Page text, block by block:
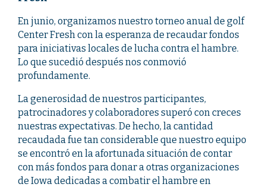
En junio, organizamos nuestro torneo anual de golf
Center Fresh con la esperanza de recaudar fondos
para iniciativas locales de lucha contra el hambre.
Lo que sucedió después nos conmovió
profundamente.
La generosidad de nuestros participantes,
patrocinadores y colaboradores superó con creces
nuestras expectativas. De hecho, la cantidad
recaudada fue tan considerable que nuestro equipo
se encontró en la afortunada situación de contar
con más fondos para donar a otras organizaciones
de Iowa dedicadas a combatir el hambre en